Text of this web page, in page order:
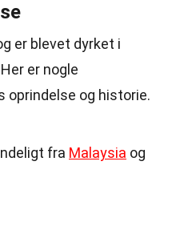
er blevet dyrket i
er nogle
oprindelse og historie.
fra Malaysia og